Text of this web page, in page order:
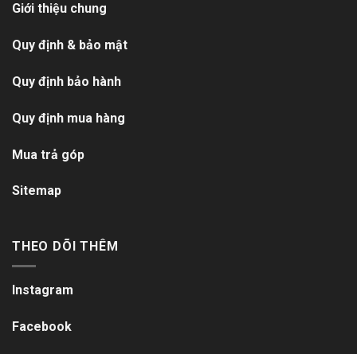
Giới thiệu chung
Quy định & bảo mật
Quy định bảo hành
Quy định mua hàng
Mua trả góp
Sitemap
THEO DÕI THÊM
Instagram
Facebook